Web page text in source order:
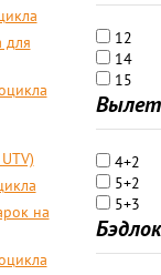
для
на
12
14
15
Вылет
4+2
5+2
5+3
Бэдлок